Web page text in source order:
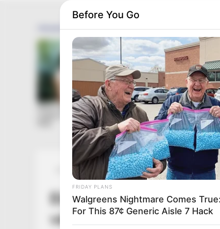
Friss hírek
Ebben a pillanatban
várt rá, inkább
Before You Go
FRIDAY PLANS
Walgreens Nightmare Comes
For This 87¢ Generic Aisle 7 Hack